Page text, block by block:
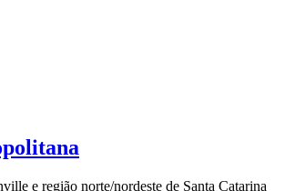
e região norte/nordeste de Santa Catarina